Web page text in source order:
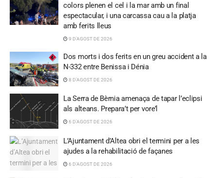
colors plenen el cel i la mar amb un final
espectacular, i una carcassa cau a la platja
amb ferits lleus
9 D'AGOST DE 2026
Dos morts i dos ferits en un greu accident a la
N-332 entre Benissa i Dénia
8 D'AGOST DE 2026
La Serra de Bèrnia amenaça de tapar l’eclipsi
als alteans. Prepara’t per vore’l
6 D'AGOST DE 2026
L’Ajuntament d’Altea obri el termini per a les
ajudes a la rehabilitació de façanes
6 D'AGOST DE 2026